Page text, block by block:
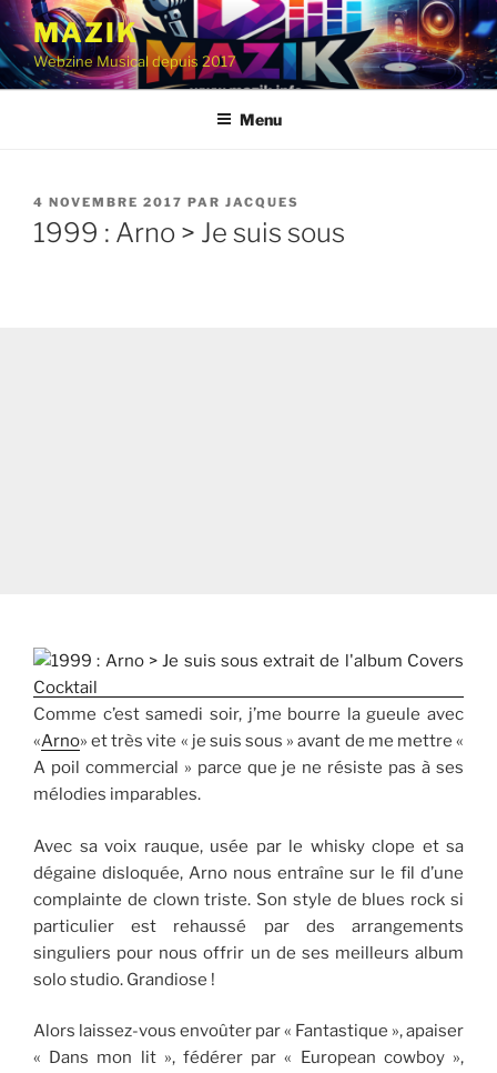
Aller
contenu
principal
MAZIK
Webzine Musical depuis 2017
Menu
PUBLIÉ
LE
4 NOVEMBRE 2017 PAR JACQUES
1999 : Arno > Je suis sous
Comme c’est samedi soir, j’me bourre la gueule avec
«Arno» et très vite « je suis sous » avant de me mettre «
A poil commercial » parce que je ne résiste pas à ses
mélodies imparables.
Avec sa voix rauque, usée par le whisky clope et sa
dégaine disloquée, Arno nous entraîne sur le fil d’une
complainte de clown triste. Son style de blues rock si
particulier est rehaussé par des arrangements
singuliers pour nous offrir un de ses meilleurs album
solo studio. Grandiose !
Alors laissez-vous envoûter par « Fantastique », apaiser
« Dans mon lit », fédérer par « European cowboy »,